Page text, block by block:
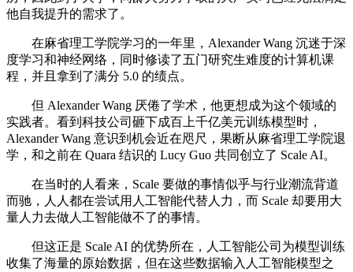
他自我提升的需求了。
在麻省理工学院学习的一年里，Alexander Wang 沉迷于深
度学习和神经网络，同时修读了五门研究生难度的计算机课
程，并且拿到了满分 5.0 的绩点。
但 Alexander Wang 厌倦了学术，他更想成为这个领域的
实践者。看到科技公司砸下成百上千亿美元训练模型时，
Alexander Wang 意识到机会近在咫尺，果断从麻省理工学院退
学，和之前在 Quara 结识的 Lucy Guo 共同创立了 Scale AI。
在当时的人看来，Scale 要做的事情似乎与行业潮流背道
而驰，人人都在尝试用人工智能代替人力，而 Scale 却要用大
量人力去做人工智能做不了的事情。
但这正是 Scale AI 的优势所在，人工智能公司为模型训练
收集了海量的原始数据，但在这些数据输入人工智能模型之